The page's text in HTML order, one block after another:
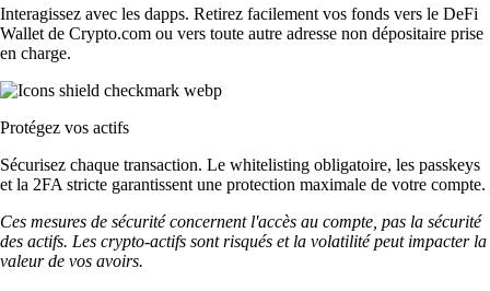
Interagissez avec les dapps. Retirez facilement vos fonds vers le DeFi
Wallet de Crypto.com ou vers toute autre adresse non dépositaire prise
en charge.
Protégez vos actifs
Sécurisez chaque transaction. Le whitelisting obligatoire, les passkeys
et la 2FA stricte garantissent une protection maximale de votre compte.
Ces mesures de sécurité concernent l'accès au compte, pas la sécurité
des actifs. Les crypto-actifs sont risqués et la volatilité peut impacter la
valeur de vos avoirs.